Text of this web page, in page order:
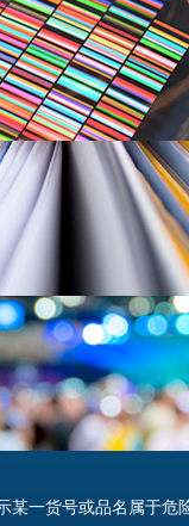
一货号或品名属于